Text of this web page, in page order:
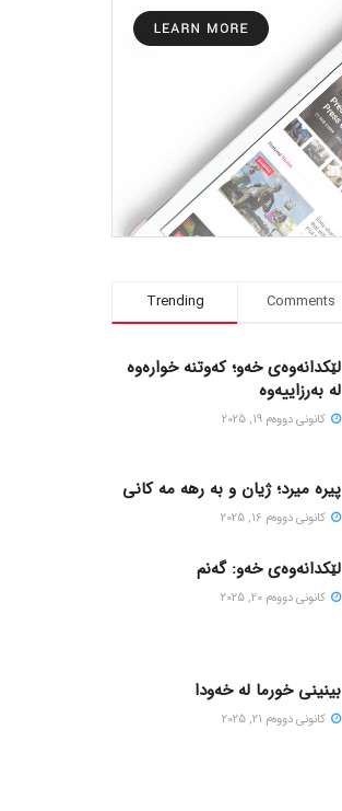
Trending Comments
لێکدانەوەی خەو؛ کەوتنە خوارەوە
لە بەرزاییەوە
كانونی دووه‌م 19, 2025
پیره میرد؛ ژیان و به رهه مه کانی
كانونی دووه‌م 16, 2025
لێکدانەوەی خەو: گەنم
كانونی دووه‌م 20, 2025
بینینی خورما لە خەودا
كانونی دووه‌م 21, 2025